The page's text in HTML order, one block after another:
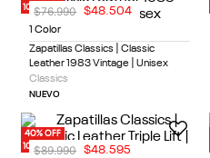
10% OFF EXTRA
1 Color
Zapatillas Classics | Classic
Leather 1983 Vintage | Unisex
Classics
NUEVO
$76.990 $48.504
40% OFF
10% OFF EXTRA
$89.990 $48.595